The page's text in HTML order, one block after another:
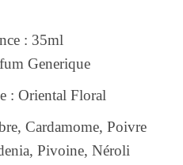
: 35ml
Generique
: Oriental Floral
Cardamome, Poivre
Pivoine, Néroli